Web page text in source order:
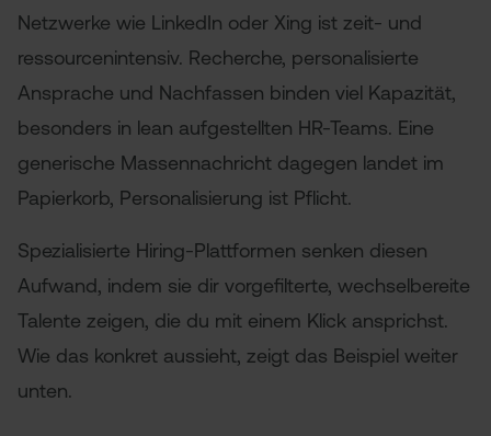
Netzwerke wie LinkedIn oder Xing ist zeit- und
ressourcenintensiv. Recherche, personalisierte
Ansprache und Nachfassen binden viel Kapazität,
besonders in lean aufgestellten HR-Teams. Eine
generische Massennachricht dagegen landet im
Papierkorb, Personalisierung ist Pflicht.
Spezialisierte Hiring-Plattformen senken diesen
Aufwand, indem sie dir vorgefilterte, wechselbereite
Talente zeigen, die du mit einem Klick ansprichst.
Wie das konkret aussieht, zeigt das Beispiel weiter
unten.